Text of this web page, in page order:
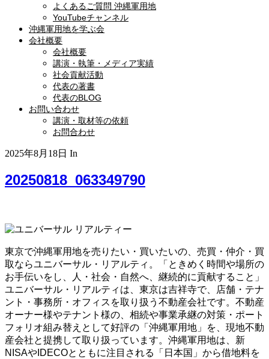
よくあるご質問 沖縄軍用地
YouTubeチャンネル
沖縄軍用地を学ぶ会
会社概要
会社概要
講演・執筆・メディア実績
社会貢献活動
代表の著書
代表のBLOG
お問い合わせ
講演・取材等の依頼
お問合わせ
2025年8月18日 In
20250818_063349790
東京で沖縄軍用地を売りたい・買いたいの、売買・仲介・買
取ならユニバーサル・リアルティ。「ときめく時間や場所の
お手伝いをし、人・社会・自然へ、継続的に貢献すること」
ユニバーサル・リアルティは、東京は吉祥寺で、店舗・テナ
ント・事務所・オフィスを取り扱う不動産会社です。不動産
オーナー様やテナント様の、相続や事業承継の対策・ポート
フォリオ組み替えとして好評の「沖縄軍用地」を、現地不動
産会社と提携して取り扱っています。沖縄軍用地は、新
NISAやIDECOとともに注目される「日本国」から借地料を